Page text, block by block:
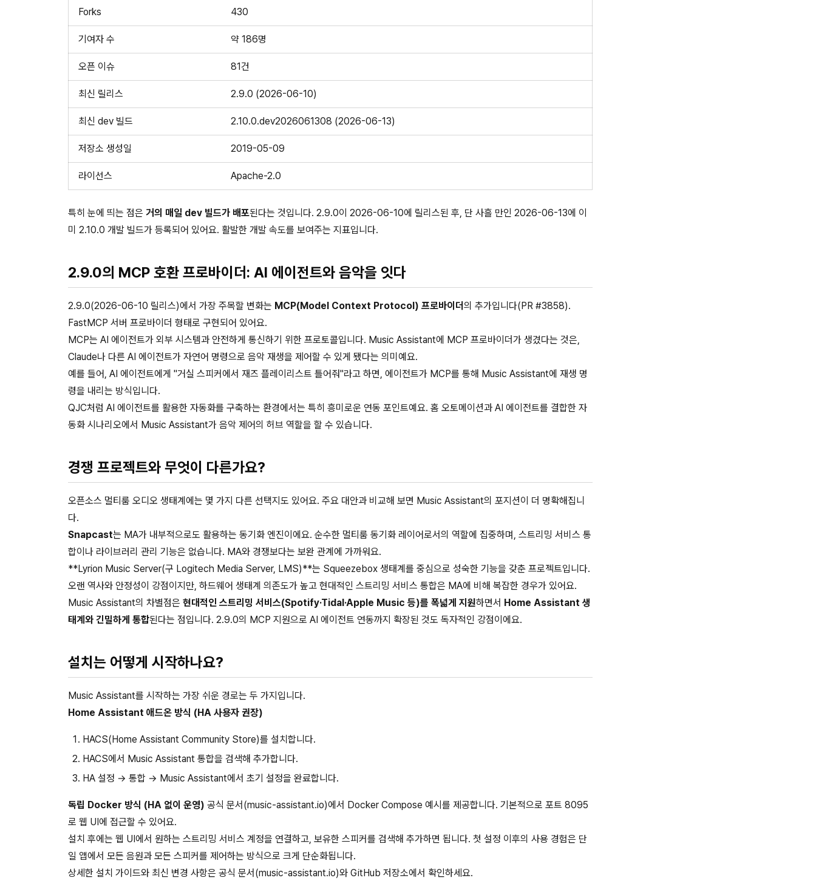
Forks 430
기여자 수 약 186명
오픈 이슈 81건
최신 릴리스 2.9.0 (2026-06-10)
최신 dev 빌드 2.10.0.dev2026061308 (2026-06-13)
저장소 생성일 2019-05-09
라이선스 Apache-2.0
특히 눈에 띄는 점은 거의 매일 dev 빌드가 배포된다는 것입니다. 2.9.0이 2026-06-10에 릴리스된 후, 단 사흘 만인 2026-06-13에 이
미 2.10.0 개발 빌드가 등록되어 있어요. 활발한 개발 속도를 보여주는 지표입니다.
2.9.0의 MCP 호환 프로바이더: AI 에이전트와 음악을 잇다
2.9.0(2026-06-10 릴리스)에서 가장 주목할 변화는 MCP(Model Context Protocol) 프로바이더의 추가입니다(PR #3858).
FastMCP 서버 프로바이더 형태로 구현되어 있어요.
MCP는 AI 에이전트가 외부 시스템과 안전하게 통신하기 위한 프로토콜입니다. Music Assistant에 MCP 프로바이더가 생겼다는 것은,
Claude나 다른 AI 에이전트가 자연어 명령으로 음악 재생을 제어할 수 있게 됐다는 의미예요.
예를 들어, AI 에이전트에게 "거실 스피커에서 재즈 플레이리스트 틀어줘"라고 하면, 에이전트가 MCP를 통해 Music Assistant에 재생 명
령을 내리는 방식입니다.
QJC처럼 AI 에이전트를 활용한 자동화를 구축하는 환경에서는 특히 흥미로운 연동 포인트예요. 홈 오토메이션과 AI 에이전트를 결합한 자
동화 시나리오에서 Music Assistant가 음악 제어의 허브 역할을 할 수 있습니다.
경쟁 프로젝트와 무엇이 다른가요?
오픈소스 멀티룸 오디오 생태계에는 몇 가지 다른 선택지도 있어요. 주요 대안과 비교해 보면 Music Assistant의 포지션이 더 명확해집니
다.
Snapcast는 MA가 내부적으로도 활용하는 동기화 엔진이에요. 순수한 멀티룸 동기화 레이어로서의 역할에 집중하며, 스트리밍 서비스 통
합이나 라이브러리 관리 기능은 없습니다. MA와 경쟁보다는 보완 관계에 가까워요.
**Lyrion Music Server(구 Logitech Media Server, LMS)**는 Squeezebox 생태계를 중심으로 성숙한 기능을 갖춘 프로젝트입니다.
오랜 역사와 안정성이 강점이지만, 하드웨어 생태계 의존도가 높고 현대적인 스트리밍 서비스 통합은 MA에 비해 복잡한 경우가 있어요.
Music Assistant의 차별점은 현대적인 스트리밍 서비스(Spotify·Tidal·Apple Music 등)를 폭넓게 지원하면서 Home Assistant 생
태계와 긴밀하게 통합된다는 점입니다. 2.9.0의 MCP 지원으로 AI 에이전트 연동까지 확장된 것도 독자적인 강점이에요.
설치는 어떻게 시작하나요?
Music Assistant를 시작하는 가장 쉬운 경로는 두 가지입니다.
Home Assistant 애드온 방식 (HA 사용자 권장)
HACS(Home Assistant Community Store)를 설치합니다.
HACS에서 Music Assistant 통합을 검색해 추가합니다.
HA 설정 → 통합 → Music Assistant에서 초기 설정을 완료합니다.
독립 Docker 방식 (HA 없이 운영) 공식 문서(music-assistant.io)에서 Docker Compose 예시를 제공합니다. 기본적으로 포트 8095
로 웹 UI에 접근할 수 있어요.
설치 후에는 웹 UI에서 원하는 스트리밍 서비스 계정을 연결하고, 보유한 스피커를 검색해 추가하면 됩니다. 첫 설정 이후의 사용 경험은 단
일 앱에서 모든 음원과 모든 스피커를 제어하는 방식으로 크게 단순화됩니다.
상세한 설치 가이드와 최신 변경 사항은 공식 문서(music-assistant.io)와 GitHub 저장소에서 확인하세요.